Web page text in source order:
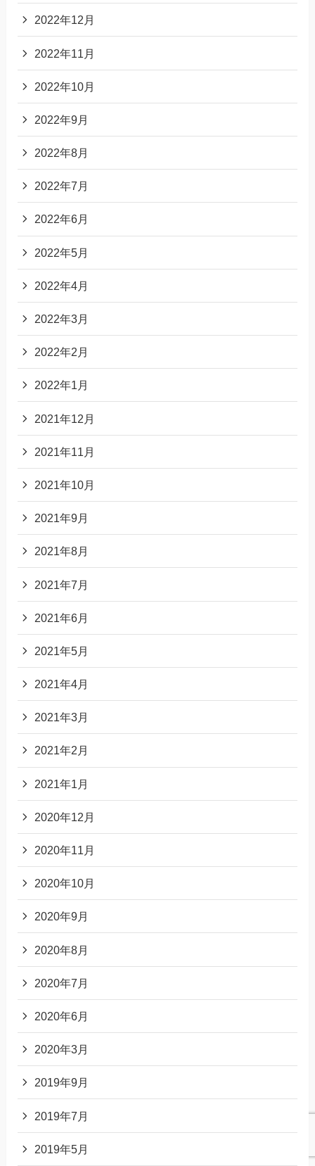
2022年12月
2022年11月
2022年10月
2022年9月
2022年8月
2022年7月
2022年6月
2022年5月
2022年4月
2022年3月
2022年2月
2022年1月
2021年12月
2021年11月
2021年10月
2021年9月
2021年8月
2021年7月
2021年6月
2021年5月
2021年4月
2021年3月
2021年2月
2021年1月
2020年12月
2020年11月
2020年10月
2020年9月
2020年8月
2020年7月
2020年6月
2020年3月
2019年9月
2019年7月
2019年5月